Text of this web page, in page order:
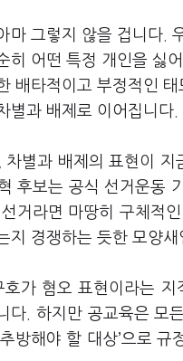
마 그렇지 않을 겁니다.
히 어떤 특정 개인을 싫
배타적이고 부정적인
별과 배제로 이어집니다.
별과 배제의 표현이
후보는 공식 선거운동
거라면 마땅히 구체적
지 경쟁하는 듯한 모양새
가 혐오 표현이라는 지
다. 하지만 공교육은
방해야 할 대상’으로